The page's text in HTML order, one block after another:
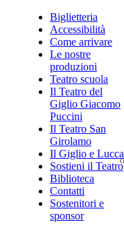
Biglietteria
Accessibilità
Come arrivare
Le nostre
produzioni
Teatro scuola
Il Teatro del
Giglio Giacomo
Puccini
Il Teatro San
Girolamo
Il Giglio e Lucca
Sostieni il Teatro
Biblioteca
Contatti
Sostenitori e
sponsor